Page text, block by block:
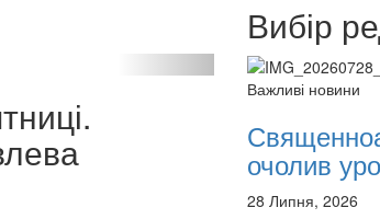
онлайн трансляції
12 сентября 2015
12 сентября 2015
12 сентября 2015
12 сентября 2015
12 сентября 2015
12 сентября 2015
Вибір
Важливі новини
очолив
28 Липня, 2026